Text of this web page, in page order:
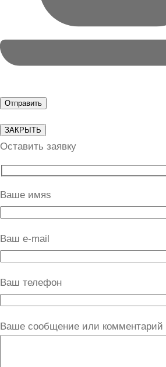
ЗАКРЫТЬ
Оставить заявку
Ваше имяs
Ваш e-mail
Ваш телефон
Ваше сообщение или комментарий